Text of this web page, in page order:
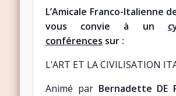
L’Amicale Franco-Italienne
vous convie à un
conférences sur :
L’ART ET LA CIVILISATION
Animé par Bernadette DE